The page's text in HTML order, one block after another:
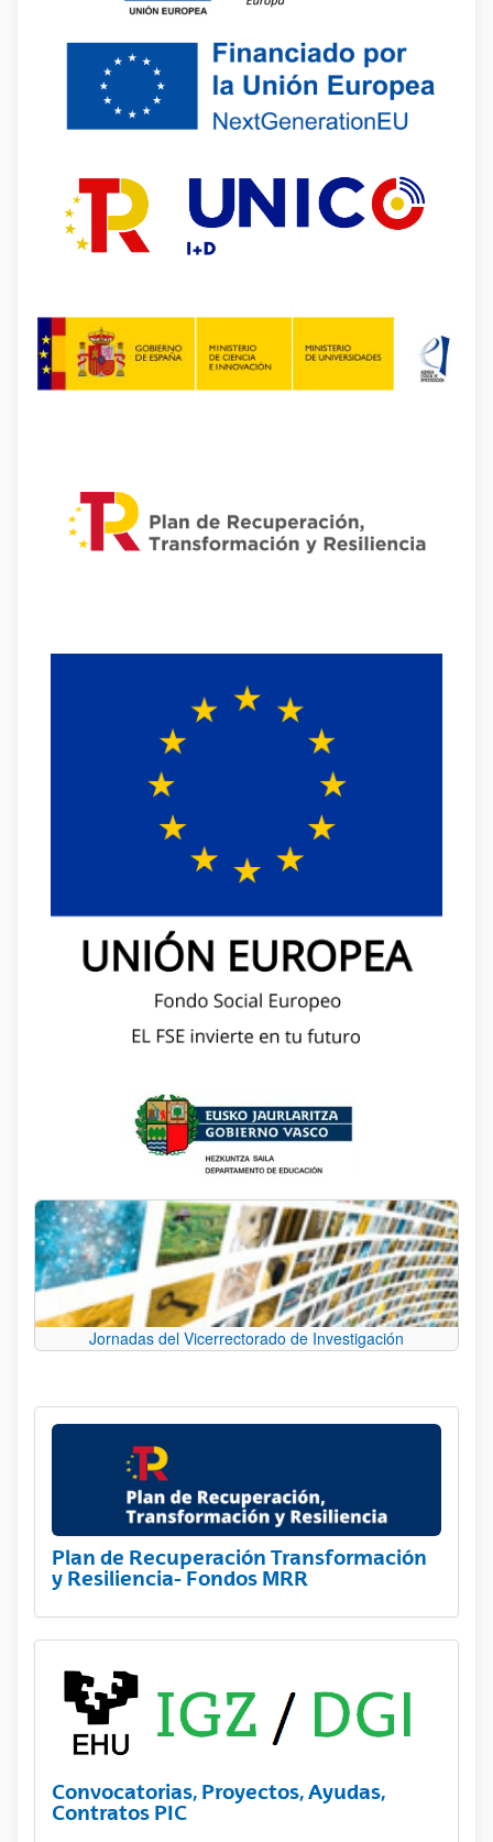
Jornadas del Vicerrectorado de Investigación
Plan de Recuperación Transformación
y Resiliencia- Fondos MRR
Convocatorias, Proyectos, Ayudas,
Contratos PIC